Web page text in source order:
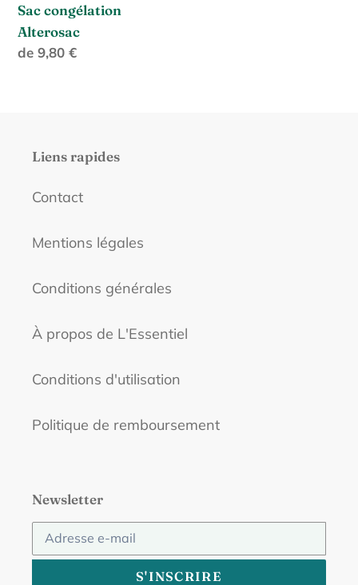
n
:
Sac congélation
Alterosac
Prix
de 9,80 €
Liens rapides
Contact
Mentions légales
Conditions générales
À propos de L'Essentiel
Conditions d'utilisation
Politique de remboursement
Newsletter
S'INSCRIRE